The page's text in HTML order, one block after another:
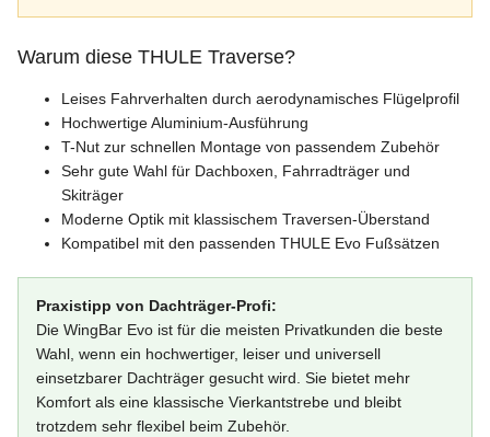
Warum diese THULE Traverse?
Leises Fahrverhalten durch aerodynamisches Flügelprofil
Hochwertige Aluminium-Ausführung
T-Nut zur schnellen Montage von passendem Zubehör
Sehr gute Wahl für Dachboxen, Fahrradträger und
Skiträger
Moderne Optik mit klassischem Traversen-Überstand
Kompatibel mit den passenden THULE Evo Fußsätzen
Praxistipp von Dachträger-Profi:
Die WingBar Evo ist für die meisten Privatkunden die beste
Wahl, wenn ein hochwertiger, leiser und universell
einsetzbarer Dachträger gesucht wird. Sie bietet mehr
Komfort als eine klassische Vierkantstrebe und bleibt
trotzdem sehr flexibel beim Zubehör.